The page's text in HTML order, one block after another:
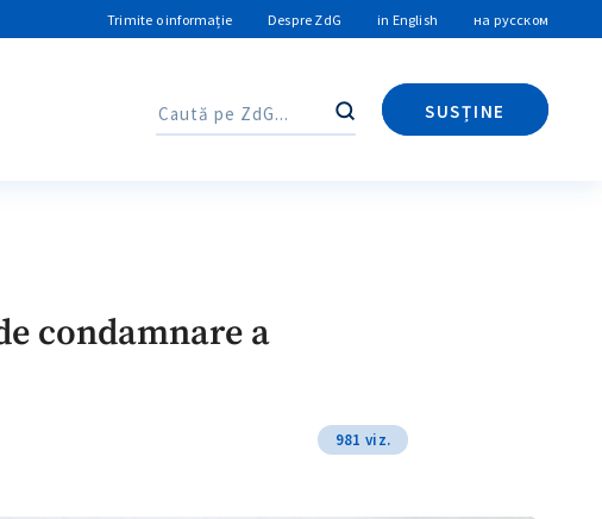
Trimite o informație Despre ZdG in English на русском
Caută
SUSȚINE
Caută
condamnare a
981 viz.